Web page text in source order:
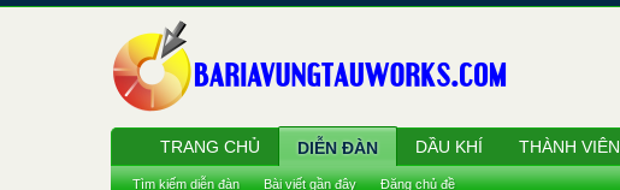
TRANG CHỦ DIỄN ĐÀN
Tìm kiếm diễn đàn Bài viết gần đây Đăng chủ đề
DẦU KHÍ THÀNH VIÊN